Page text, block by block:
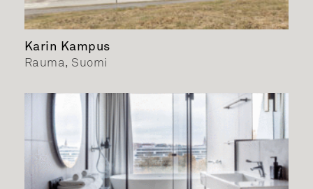
Karin Kampus
Rauma, Suomi